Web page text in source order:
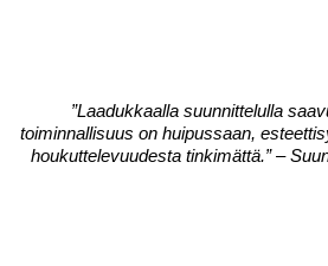
”Laadukkaalla suunnittelulla
toiminnallisuus on huipussaan,
houkuttelevuudesta tinkimättä.” –